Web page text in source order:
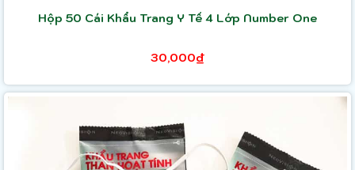
Hộp 50 Cái Khẩu Trang Y Tế 4 Lớp Number One
30,000₫